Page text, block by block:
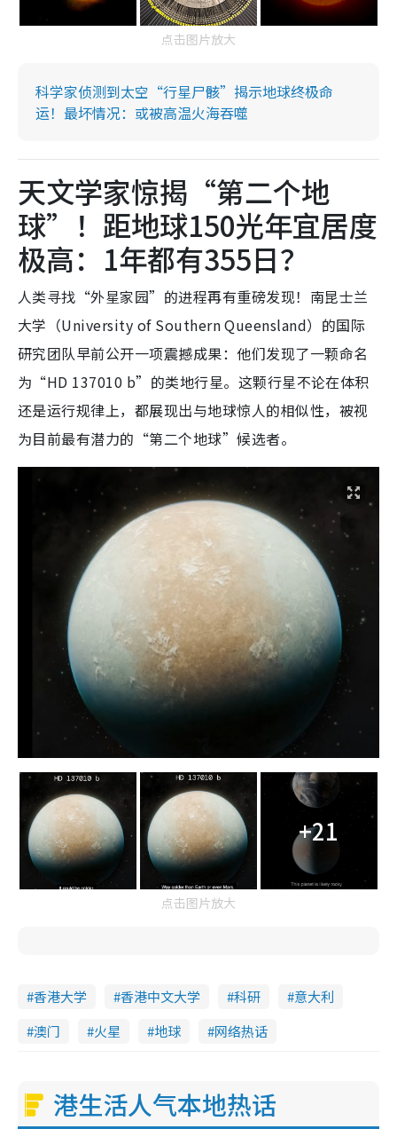
点击图片放大
科学家侦测到太空“行星尸骸”揭示地球终极命
运！最坏情况：或被高温火海吞噬
天文学家惊揭“第二个地
球”！距地球150光年宜居度
极高：1年都有355日？
人类寻找“外星家园”的进程再有重磅发现！南昆士兰
大学（University of Southern Queensland）的国际
研究团队早前公开一项震撼成果：他们发现了一颗命名
为“HD 137010 b”的类地行星。这颗行星不论在体积
还是运行规律上，都展现出与地球惊人的相似性，被视
为目前最有潜力的“第二个地球”候选者。
+21
点击图片放大
香港大学 香港中文大学 科研
意大利
澳门
火星 地球 网络热话
港生活人气本地热话